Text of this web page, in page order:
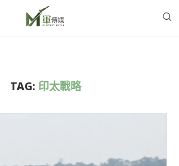
TAG: 印太戰略